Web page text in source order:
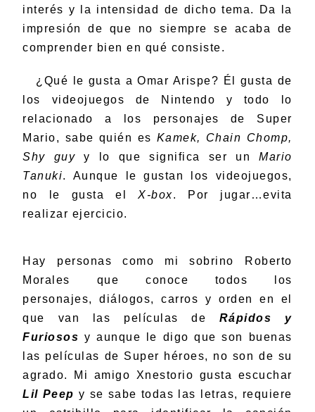
interés y la intensidad de dicho tema. Da la
impresión de que no siempre se acaba de
comprender bien en qué consiste.
¿Qué le gusta a Omar Arispe? Él gusta de
los videojuegos de Nintendo y todo lo
relacionado a los personajes de Super
Mario, sabe quién es Kamek, Chain Chomp,
Shy guy y lo que significa ser unMario
Tanuki. Aunque le gustan los videojuegos,
no le gusta elX-box. Por jugar…evita
realizar ejercicio.
Hay personas como mi sobrino Roberto
Morales que conoce todos los
personajes, diálogos, carros y orden en el
que van las películas de Rápidos y
Furiososy aunque le digo que son buenas
las películas de Super héroes, no son de su
agrado. Mi amigo Xnestorio gusta escuchar
Lil Peepy se sabe todas las letras, requiere